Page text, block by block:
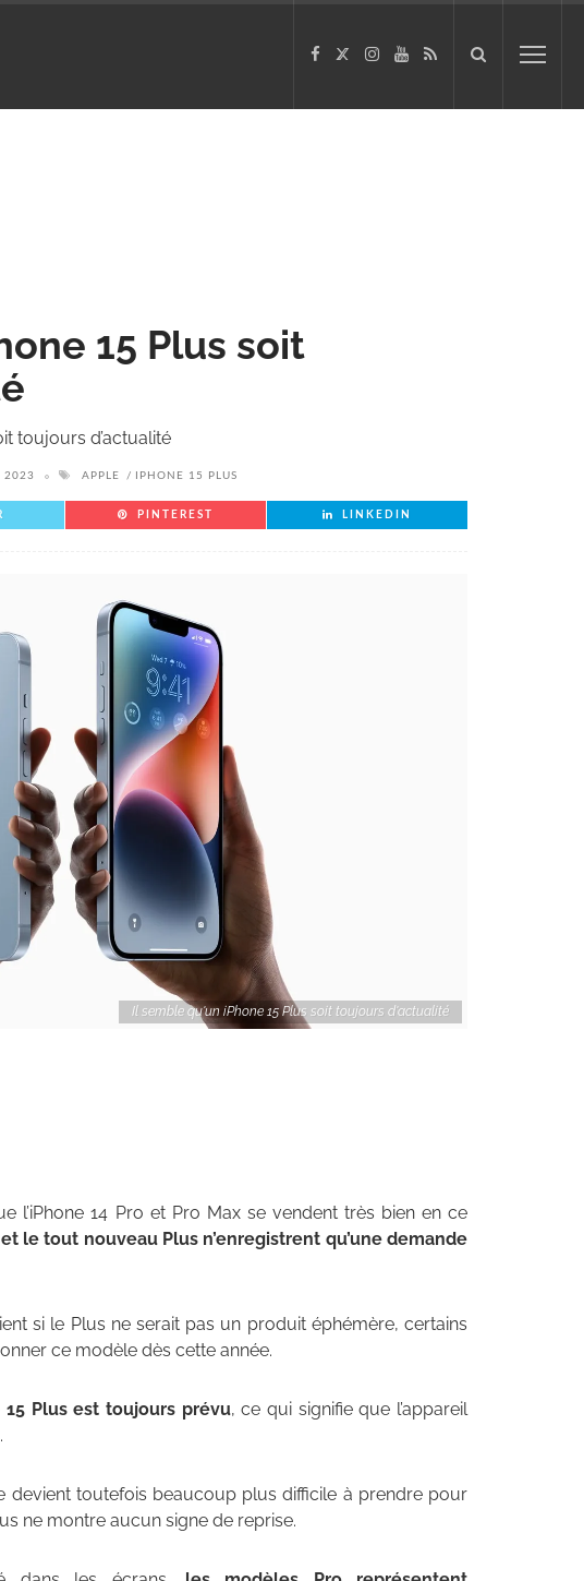
15 Plus soit
toujours d’actualité
2023 APPLE IPHONE 15 PLUS
PINTEREST LINKEDIN
Il semble qu'un iPhone 15 Plus soit toujours d'actualité
l’iPhone 14 Pro et Pro Max se vendent très bien en ce
et le tout nouveau Plus n’enregistrent qu’une demande
si le Plus ne serait pas un produit éphémère, certains
ce modèle dès cette année.
15 Plus est toujours prévu, ce qui signifie que l’appareil
devient toutefois beaucoup plus difficile à prendre pour
ne montre aucun signe de reprise.